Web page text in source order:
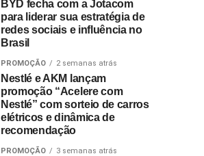
BYD fecha com a Jotacom
para liderar sua estratégia de
redes sociais e influência no
Brasil
PROMOÇÃO 2 semanas atrás
Nestlé e AKM lançam
promoção “Acelere com
Nestlé” com sorteio de carros
elétricos e dinâmica de
recomendação
PROMOÇÃO 3 semanas atrás